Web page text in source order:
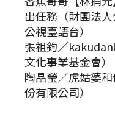
出任務（財團法
公視臺語台）
張祖鈞／
文化事業基金會）
陶晶瑩／虎姑婆
份有限公司）